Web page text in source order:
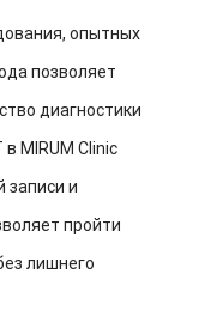
опытных
позволяет
диагностики
MIRUM Clinic
записи и
пройти
лишнего